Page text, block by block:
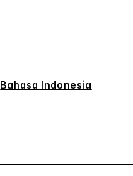
Bahasa Indonesia